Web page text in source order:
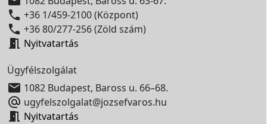
 +36 1/459-2100 (Központ)
 +36 80/277-256 (Zöld szám)
 Nyitvatartás
Ügyfélszolgálat
 1082 Budapest, Baross u. 66–68.
 ugyfelszolgalat@jozsefvaros.hu
 Nyitvatartás